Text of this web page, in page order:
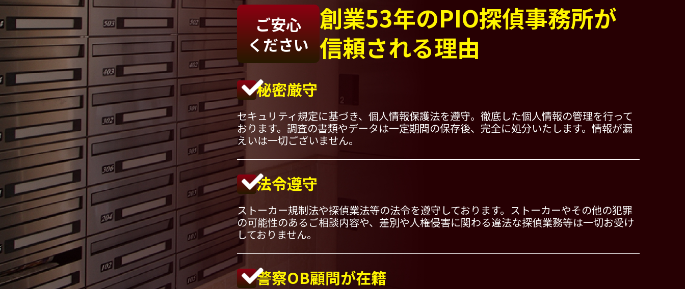
ご安心
ください
創業53年のPIO探偵事務所が
信頼される理由
秘密厳守
セキュリティ規定に基づき、個人情報保護法を遵守。徹底した個人情報の管理を行って
おります。調査の書類やデータは一定期間の保存後、完全に処分いたします。情報が漏
えいは一切ございません。
法令遵守
ストーカー規制法や探偵業法等の法令を遵守しております。ストーカーやその他の犯罪
の可能性のあるご相談内容や、差別や人権侵害に関わる違法な探偵業務等は一切お受け
しておりません。
警察OB顧問が在籍